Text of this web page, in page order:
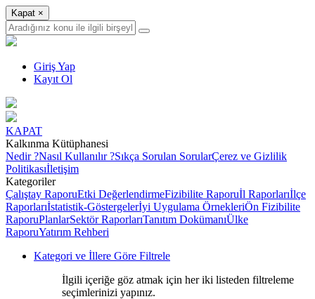
Kapat ×
Giriş Yap
Kayıt Ol
KAPAT
Kalkınma Kütüphanesi
Nedir ?Nasıl Kullanılır ?Sıkça Sorulan SorularÇerez ve Gizlilik
Politikasıİletişim
Kategoriler
Çalıştay RaporuEtki DeğerlendirmeFizibilite Raporuİl Raporlarıİlçe
Raporlarıİstatistik-Göstergelerİyi Uygulama ÖrnekleriÖn Fizibilite
RaporuPlanlarSektör RaporlarıTanıtım DokümanıÜlke
RaporuYatırım Rehberi
Kategori ve İllere Göre Filtrele
İlgili içeriğe göz atmak için her iki listeden filtreleme
seçimlerinizi yapınız.